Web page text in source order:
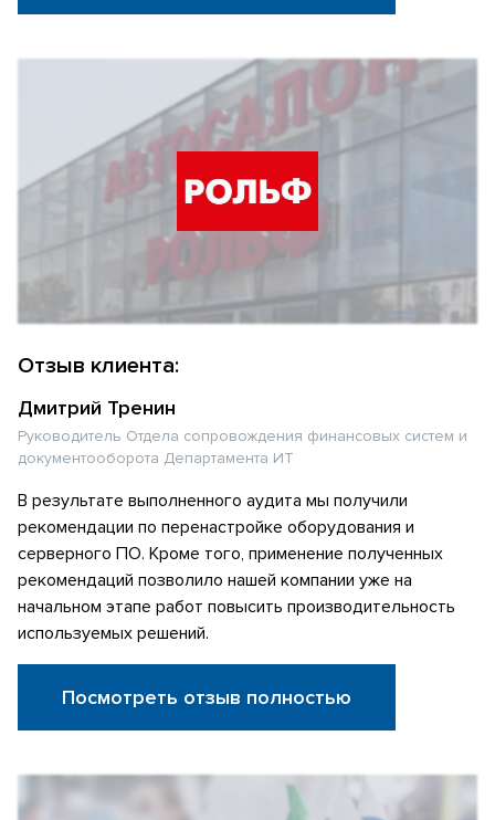
Отзыв клиента:
Дмитрий Тренин
Руководитель Отдела сопровождения финансовых систем и
документооборота Департамента ИТ
В результате выполненного аудита мы получили
рекомендации по перенастройке оборудования и
серверного ПО. Кроме того, применение полученных
рекомендаций позволило нашей компании уже на
начальном этапе работ повысить производительность
используемых решений.
Посмотреть отзыв полностью